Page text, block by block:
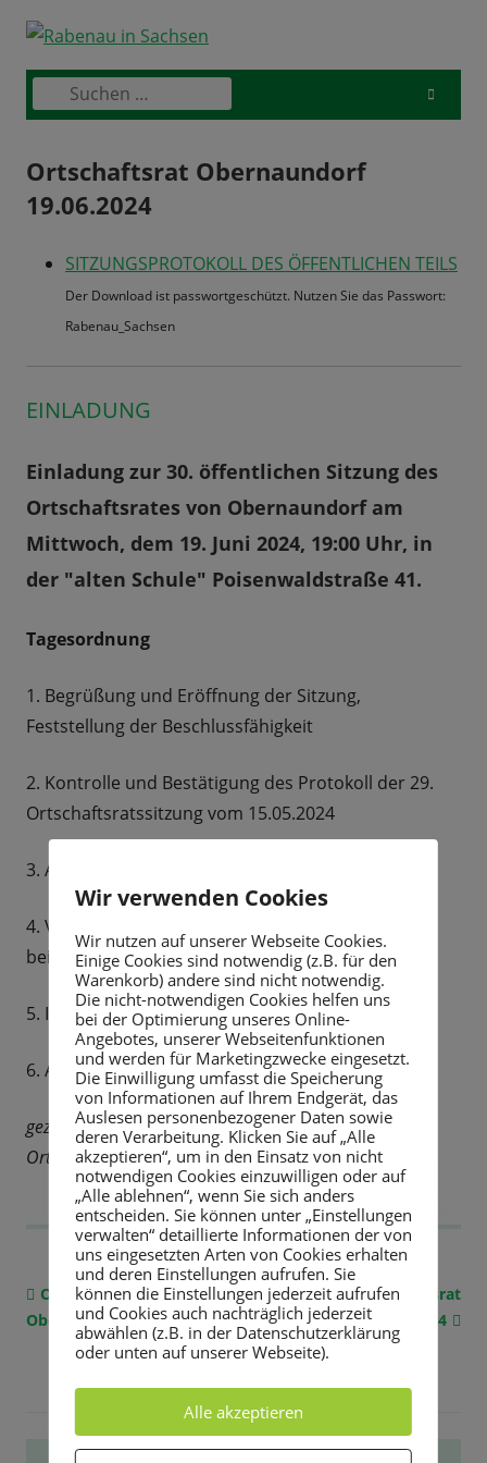
Skip
contentPrimary
Suchen
nach:
Ortschaftsrat Obernaundorf
19.06.2024
SITZUNGSPROTOKOLL DES ÖFFENTLICHEN TEILS
Der Download ist passwortgeschützt. Nutzen Sie das Passwort:
Rabenau_Sachsen
EINLADUNG
Einladung zur 30. öffentlichen Sitzung des
Ortschaftsrates von Obernaundorf am
Mittwoch, dem 19. Juni 2024, 19:00 Uhr, in
der "alten Schule" Poisenwaldstraße 41.
Tagesordnung
1. Begrüßung und Eröffnung der Sitzung,
Feststellung der Beschlussfähigkeit
2. Kontrolle und Bestätigung des Protokoll der 29.
Ortschaftsratssitzung vom 15.05.2024
3. Anträge zur Änderung der Tagesordnung
4. Vorbereitung für die Sitzung der Ortsvorsteher
beim Bürgermeister am 20.06.2024
5. Informationen
6. Anfragen
gez. Thomas Uhlmann
Ortsvorsteher Obernaundorf
Beitragsnavigation
Vorheriger
Beitrag:
Ortschaftsrat
Obernaundorf 15.05.2024
Nächster
Beitrag
Ortschaftsrat
Obernaundorf 21.08.2024
Wir verwenden Cookies
Wir nutzen auf unserer Webseite Cookies.
Einige Cookies sind notwendig (z.B. für den
Warenkorb) andere sind nicht notwendig.
Die nicht-notwendigen Cookies helfen uns
bei der Optimierung unseres Online-
Angebotes, unserer Webseitenfunktionen
und werden für Marketingzwecke eingesetzt.
Die Einwilligung umfasst die Speicherung
von Informationen auf Ihrem Endgerät, das
Auslesen personenbezogener Daten sowie
deren Verarbeitung. Klicken Sie auf „Alle
akzeptieren“, um in den Einsatz von nicht
notwendigen Cookies einzuwilligen oder auf
„Alle ablehnen“, wenn Sie sich anders
entscheiden. Sie können unter „Einstellungen
verwalten“ detaillierte Informationen der von
uns eingesetzten Arten von Cookies erhalten
und deren Einstellungen aufrufen. Sie
können die Einstellungen jederzeit aufrufen
und Cookies auch nachträglich jederzeit
abwählen (z.B. in der Datenschutzerklärung
oder unten auf unserer Webseite).
Alle akzeptieren